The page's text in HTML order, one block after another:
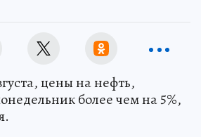
цены на нефть,
более чем на 5%,